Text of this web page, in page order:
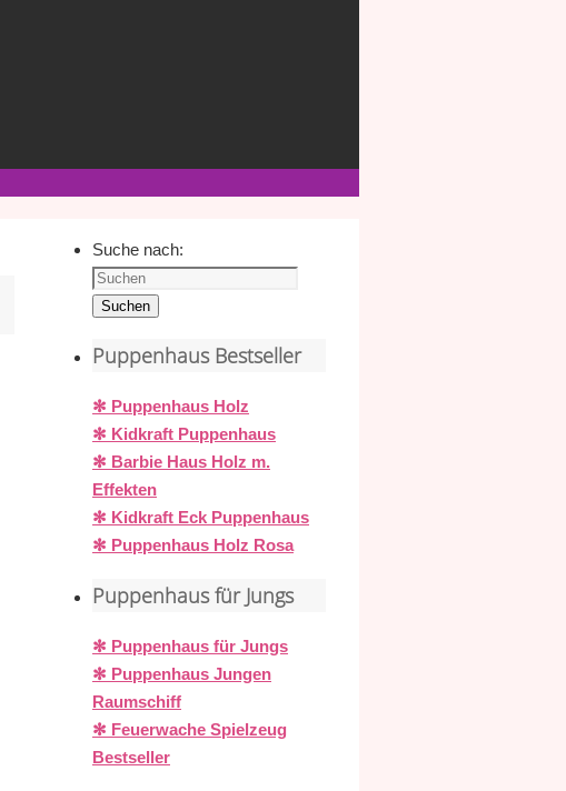
Suche nach:
Suchen
Puppenhaus Bestseller
✻ Puppenhaus Holz
✻ Kidkraft Puppenhaus
✻ Barbie Haus Holz m.
Effekten
✻ Kidkraft Eck Puppenhaus
✻ Puppenhaus Holz Rosa
Puppenhaus für Jungs
✻ Puppenhaus für Jungs
✻ Puppenhaus Jungen
Raumschiff
✻ Feuerwache Spielzeug
Bestseller